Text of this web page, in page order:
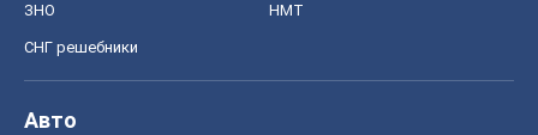
ЗНО НМТ
СНГ решебники
Авто